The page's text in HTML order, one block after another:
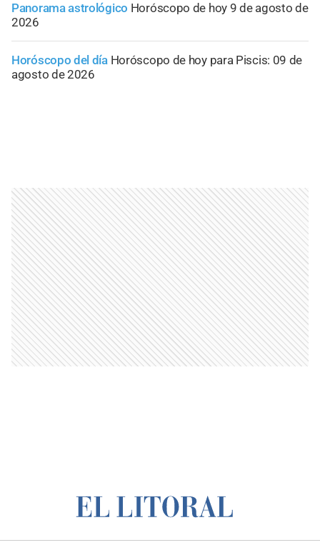
Panorama astrológico Horóscopo de hoy 9 de agosto de
2026
Horóscopo del día Horóscopo de hoy para Piscis: 09 de
agosto de 2026